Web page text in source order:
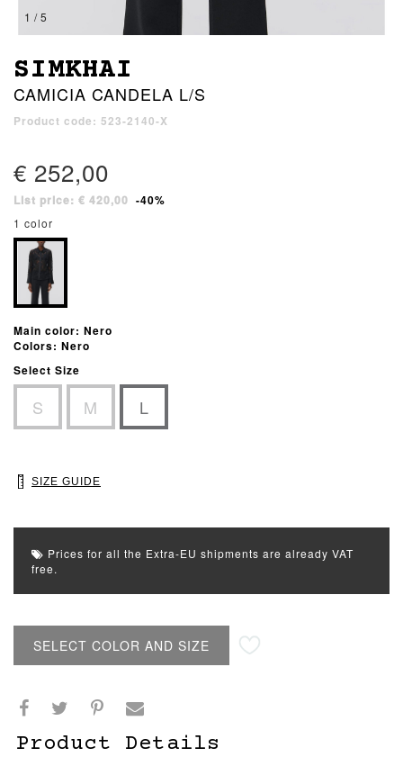
1 / 5
SIMKHAI
CAMICIA CANDELA L/S
Product code: 523-2140-X
€ 252,00
List price: € 420,00 -40%
1 color
Main color: Nero
Colors: Nero
Select Size
S M L
SIZE GUIDE
Prices for all the Extra-EU shipments are already VAT
free.
SELECT COLOR AND SIZE
Product Details